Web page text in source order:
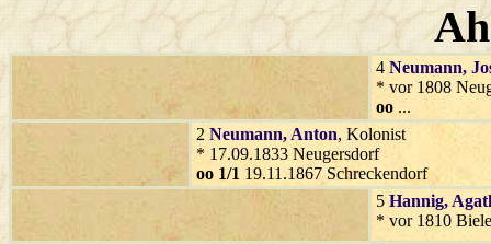
4 Neumann,
* vor 1808
oo ...
2 Neumann, Anton, Kolonist
* 17.09.1833 Neugersdorf
oo 1/1 19.11.1867 Schreckendorf
5 Hannig,
* vor 1810